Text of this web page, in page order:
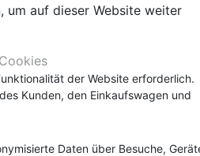
Bibelstudium
Segond 21
Darby
Kinder
Kinder-, Erwachsenenarbeit
Leiden, Seelsorge
Andachten
Leiden, Seelsorge
Wissenschaften)
Jugendliche, Teenager
Bibeln
Rap, Hip-hop
Instrumental
Pop, Rock
Spielfilm
Dokumentarfilm, Reportage
Spiele, Unterhaltung
Bibelhüllen
um auf dieser Website weiter
der Website erforderlich.
Kunden, den Einkaufswagen und
Daten über Besuche,